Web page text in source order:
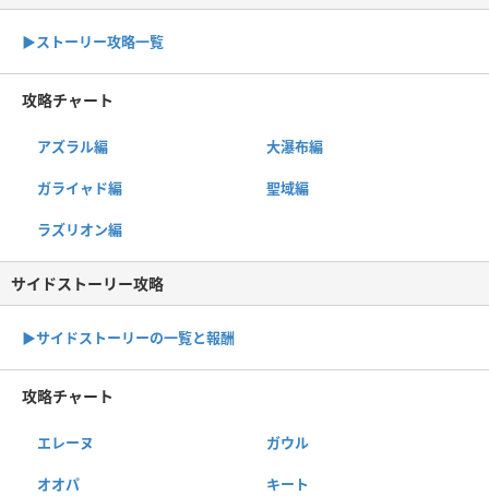
▶︎ストーリー攻略一覧
攻略チャート
アズラル編 大瀑布編
ガライャド編 聖域編
ラズリオン編
サイドストーリー攻略
▶サイドストーリーの一覧と報酬
攻略チャート
エレーヌ ガウル
オオパ キート